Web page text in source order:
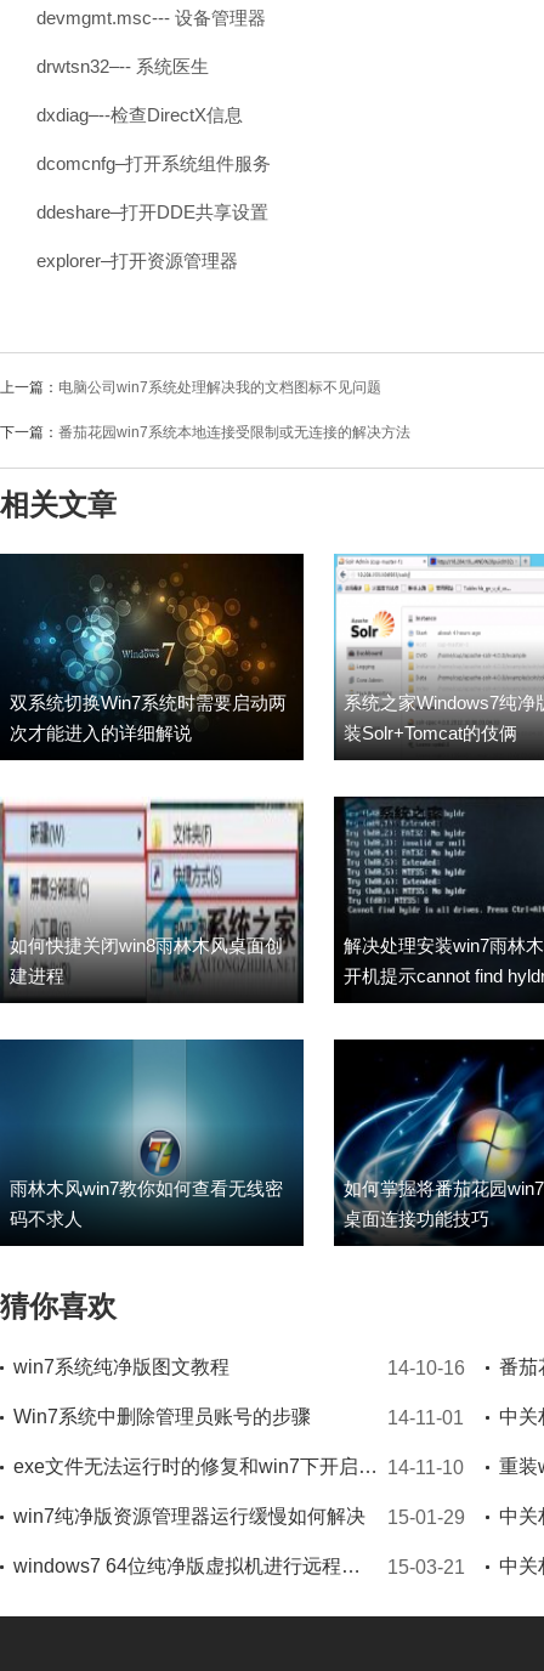
devmgmt.msc--- 设备管理器
drwtsn32–-- 系统医生
dxdiag–--检查DirectX信息
dcomcnfg–打开系统组件服务
ddeshare–打开DDE共享设置
explorer–打开资源管理器
上一篇： 电脑公司win7系统处理解决我的文档图标不见问题
下一篇： 番茄花园win7系统本地连接受限制或无连接的解决方法
相关文章
双系统切换Win7系统时需要启动两
次才能进入的详细解说
系统之家Windows7纯净
装Solr+Tomcat的伎俩
如何快捷关闭win8雨林木风桌面创
建进程
解决处理安装win7雨林
开机提示cannot find
drives问题
雨林木风win7教你如何查看无线密
码不求人
如何掌握将番茄花园
桌面连接功能技巧
猜你喜欢
win7系统纯净版图文教程 14-10-16
Win7系统中删除管理员账号的步骤 14-11-01
exe文件无法运行时的修复和win7下开启exe文件的方法 14-11-10
win7纯净版资源管理器运行缓慢如何解决 15-01-29
windows7 64位纯净版虚拟机进行远程桌面时无法全屏怎么办 15-03-21